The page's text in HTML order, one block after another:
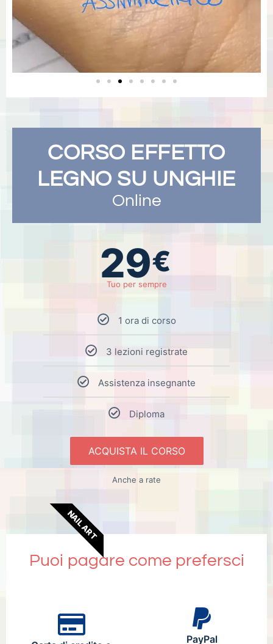
CORSO EFFETTO
LEGNO SU UNGHIE
Online
29€
Tuo per sempre
1 ora di corso
3 lezioni registrate
Assistenza insegnante
Diploma
ACQUISTA IL CORSO
Anche a rate
NAIL ART
Puoi pagare come prefersci
PayPal